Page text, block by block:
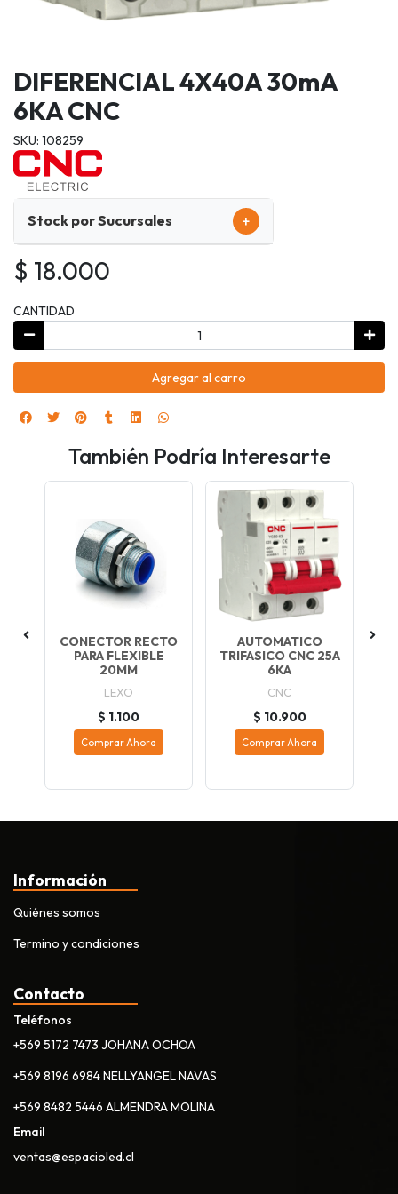
DIFERENCIAL 4X40A 30mA
6KA CNC
SKU: 108259
Stock por Sucursales +
$ 18.000
CANTIDAD
Agregar al carro
También Podría Interesarte
CONECTOR RECTO
PARA FLEXIBLE
20MM
LEXO
$ 1.100
Comprar Ahora
AUTOMATICO
TRIFASICO CNC 25A
6KA
CNC
$ 10.900
Comprar Ahora
Información
Quiénes somos
Termino y condiciones
Contacto
Teléfonos
+569 5172 7473 JOHANA OCHOA
+569 8196 6984 NELLYANGEL NAVAS
+569 8482 5446 ALMENDRA MOLINA
Email
ventas@espacioled.cl